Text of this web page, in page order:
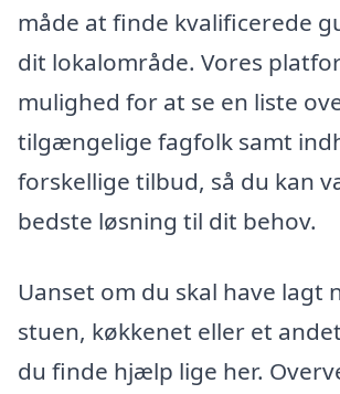
måde at finde kvalificerede
dit lokalområde. Vores
mulighed for at se en liste
tilgængelige fagfolk samt
forskellige tilbud, så du kan
bedste løsning til dit behov.
Uanset om du skal have lagt
stuen, køkkenet eller et
du finde hjælp lige her.